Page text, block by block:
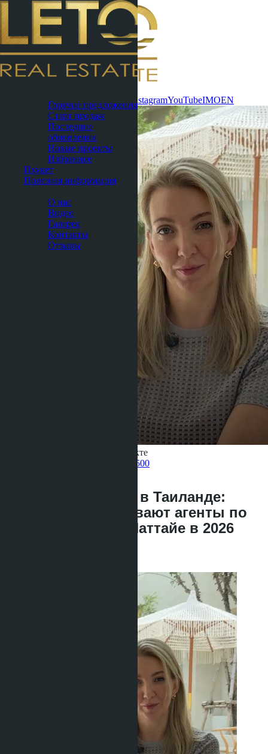
WhatsApp InstagramYouTubeIMOEN
Горячие предложения
Старт продаж
Последние
обновления
Новые проекты
Избранное
Пхукет
Полезная информация
О нас
Видео
Галерея
Контакты
Отзывы
Получить информацию об объекте
+66 80 006 4500
Карьера риелтора в Таиланде:
сколько зарабатывают агенты по
недвижимости в Паттайе в 2026